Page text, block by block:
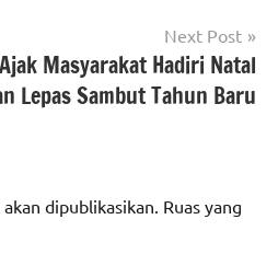
Next Post
Masyarakat Hadiri Natal
Lepas Sambut Tahun Baru
dipublikasikan. Ruas yang